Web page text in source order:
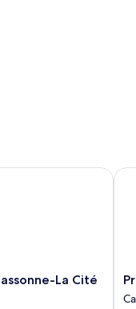
La Cité
La Cité